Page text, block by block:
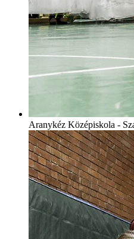
Aranykéz Középiskola -